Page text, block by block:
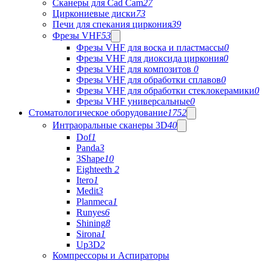
Сканеры для Cad Cam27
Циркониевые диски73
Печи для спекания циркония39
Фрезы VHF53
Фрезы VHF для воска и пластмассы0
Фрезы VHF для диоксида циркония0
Фрезы VHF для композитов 0
Фрезы VHF для обработки сплавов0
Фрезы VHF для обработки стеклокерамики0
Фрезы VHF универсальные0
Стоматологическое оборудование1752
Интраоральные сканеры 3D40
Dof1
Panda3
3Shape10
Eighteeth 2
Itero1
Medit3
Planmeca1
Runyes6
Shining8
Sirona1
Up3D2
Компрессоры и Аспираторы